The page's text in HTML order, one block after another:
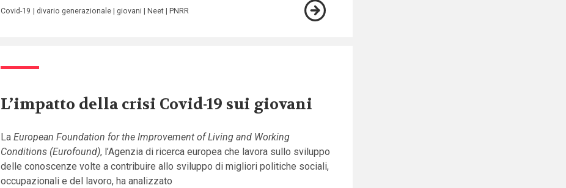
Covid-19 divario generazionale giovani Neet PNRR
L’impatto della crisi Covid-19 sui giovani
LaEuropean Foundation for the Improvement of Living and Working
Conditions (Eurofound), l’Agenzia di ricerca europea che lavora sullo sviluppo
delle conoscenze volte a contribuire allo sviluppo di migliori politiche sociali,
occupazionali e del lavoro, ha analizzato